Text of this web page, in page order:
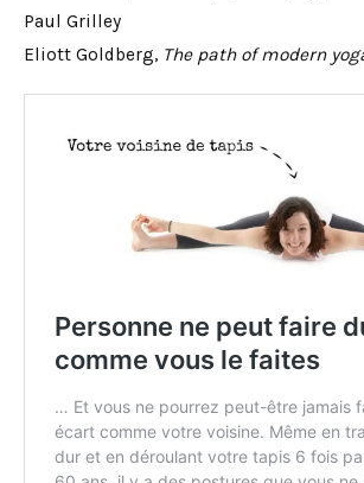
Paul Grilley
Eliott Goldberg, The path of modern